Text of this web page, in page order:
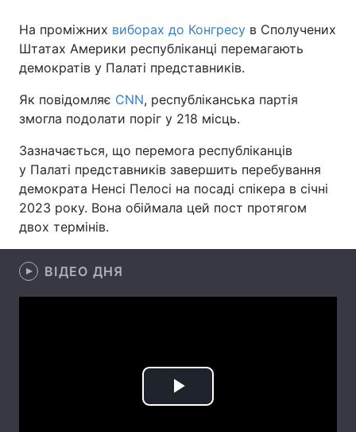
Головна Війна
Україна Політика
Економіка Світ
Техно і зв'язок Лайт
Зброя Інциденти
Цікавинки
Статті
На проміжних виборах до Конгресу в Сполучених
Штатах Америки республіканці перемагають
демократів у Палаті представників.
Як повідомляє CNN, республіканська партія
змогла подолати поріг у 218 місць.
Зазначається, що перемога республіканців
у Палаті представників завершить перебування
демократа Ненсі Пелосі на посаді спікера в січні
2023 року. Вона обіймала цей пост протягом
двох термінів.
ВІДЕО ДНЯ
Play